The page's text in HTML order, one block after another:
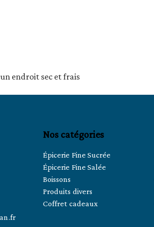
endroit sec et frais
Nos catégories
Épicerie Fine Sucrée
Épicerie Fine Salée
Boissons
Produits divers
Coffret cadeaux